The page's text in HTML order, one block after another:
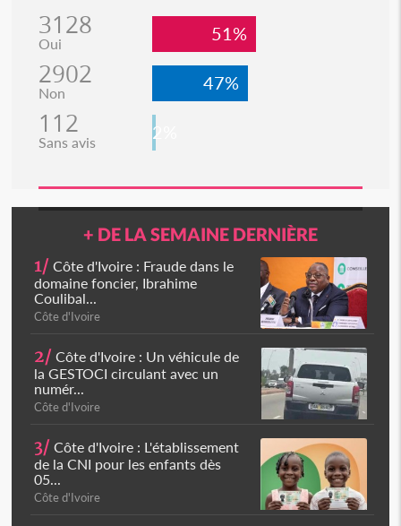
3128
Oui 51%
2902
Non 47%
112
Sans avis 2%
+ DE LA SEMAINE DERNIÈRE
1/ Côte d'Ivoire : Fraude dans le
domaine foncier, Ibrahime
Coulibal...
Côte d'Ivoire
2/ Côte d'Ivoire : Un véhicule de
la GESTOCI circulant avec un
numér...
Côte d'Ivoire
3/ Côte d'Ivoire : L'établissement
de la CNI pour les enfants dès
05...
Côte d'Ivoire